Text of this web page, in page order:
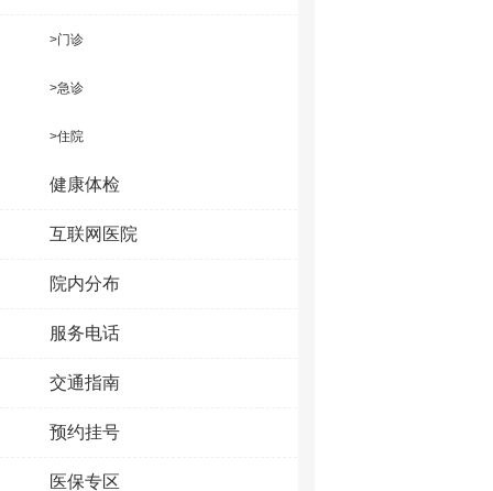
>门诊
>急诊
>住院
健康体检
互联网医院
院内分布
服务电话
交通指南
预约挂号
医保专区